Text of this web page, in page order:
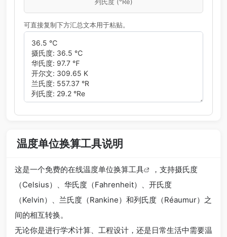
可直接复制下方汇总文本用于粘贴。
温度单位换算工具说明
这是一个免费的在线温度单位换算工具
，支持摄氏度
（Celsius）、华氏度（Fahrenheit）、开氏度
（Kelvin）、兰氏度（Rankine）和列氏度（Réaumur）之
间的相互转换。
无论你是进行学术计算、工程设计，还是日常生活中需要温